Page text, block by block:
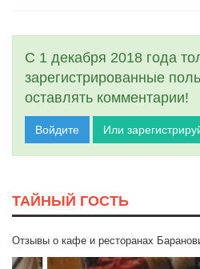
С 1 декабря 2018 года
зарегистрированные
оставлять комментарии!
Войдите Или
ТАЙНЫЙ ГОСТЬ
Отзывы о кафе и ресторанах